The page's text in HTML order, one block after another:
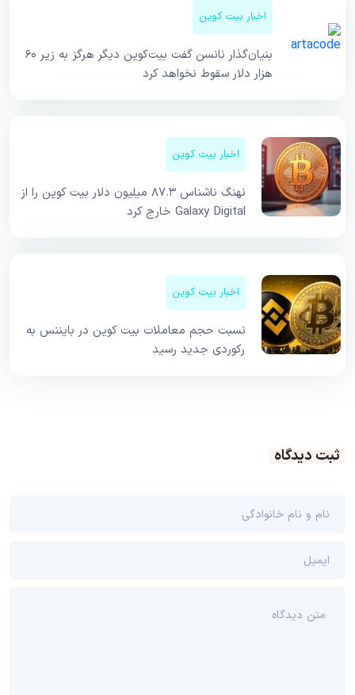
اخبار بیت کوین
بنیان‌گذار نانسن گفت بیت‌کوین دیگر هرگز به زیر ۶۰
هزار دلار سقوط نخواهد کرد
اخبار بیت کوین
نهنگ ناشناس ۸۷.۳ میلیون دلار بیت کوین را از
Galaxy Digital خارج کرد
اخبار بیت کوین
نسبت حجم معاملات بیت کوین در بایننس به
رکوردی جدید رسید
ثبت دیدگاه